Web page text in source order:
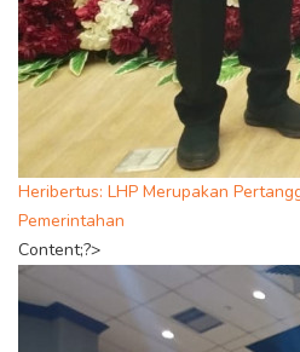
Heribertus: LHP Merupakan
Pemerintahan
Content;?>